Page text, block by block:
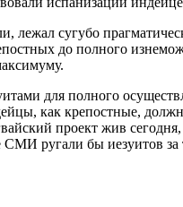
лежал сугубо
до полного
для полного
как крепостные,
проект жив
ругали бы иезуитов